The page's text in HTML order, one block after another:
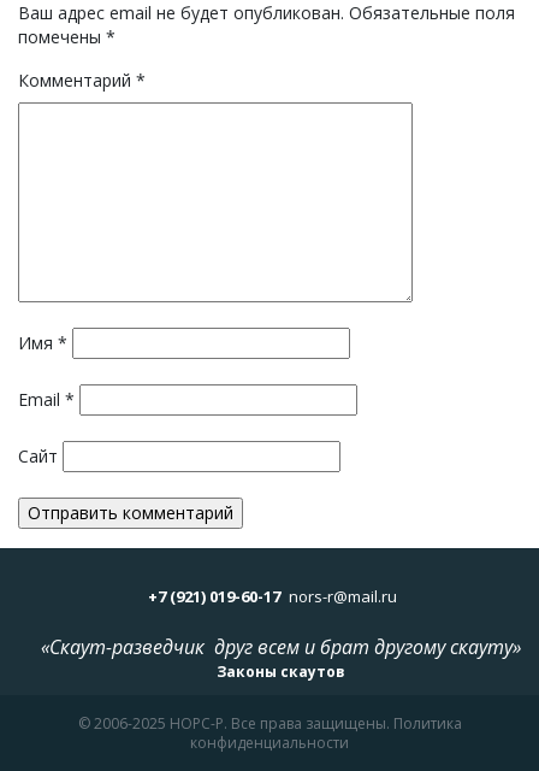
Ваш адрес email не будет опубликован. Обязательные поля
помечены *
Комментарий *
Имя *
Email *
Сайт
+7 (921) 019-60-17 nors-r@mail.ru
«Скаут-разведчик друг всем и брат другому скауту»
Законы скаутов
© 2006-2025 НОРС-Р. Все права защищены. Политика
конфиденциальности